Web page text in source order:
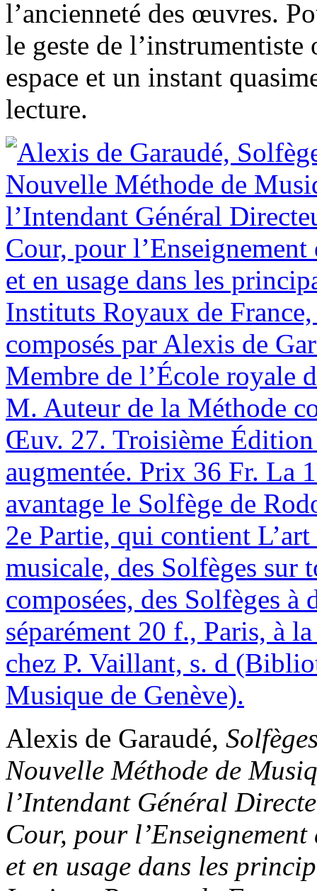
l’ancienneté des œuvres.
le geste de
espace et un instant
lecture.
Alexis de Garaudé,
Nouvelle Méthode de
l’Intendant Général
Cour, pour
et en usage dans les